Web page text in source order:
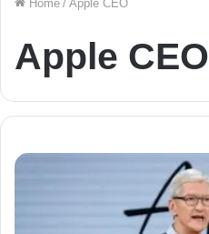
Home / Apple CEO
Apple CEO